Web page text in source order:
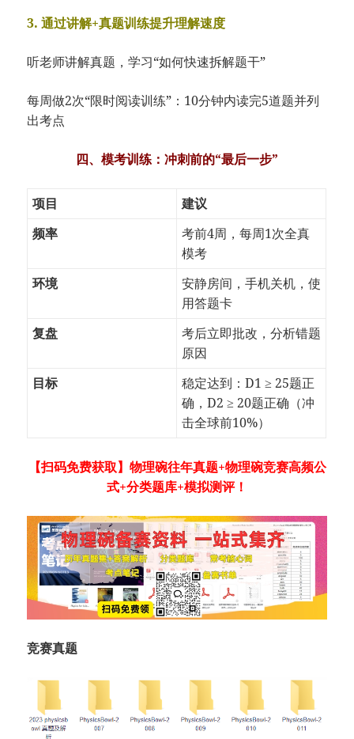
3. 通过讲解+真题训练提升理解速度
听老师讲解真题，学习“如何快速拆解题干”
每周做2次“限时阅读训练”：10分钟内读完5道题并列
出考点
四、模考训练：冲刺前的“最后一步”
项目
建议
频率
考前4周，每周1次全真
模考
环境
安静房间，手机关机，使
用答题卡
复盘
考后立即批改，分析错题
原因
目标
稳定达到：D1 ≥ 25题正
确，D2 ≥ 20题正确（冲
击全球前10%）
【扫码免费获取】物理碗往年真题+物理碗竞赛高频公
式+分类题库+模拟测评！
竞赛真题